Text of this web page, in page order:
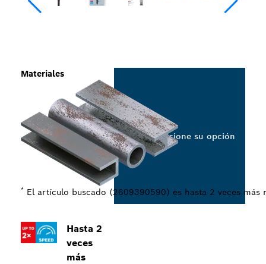
Hasta 2
veces
más
Materiales
* El artículo buscado (2609390590) es hasta 2 veces
Seleccione su opción